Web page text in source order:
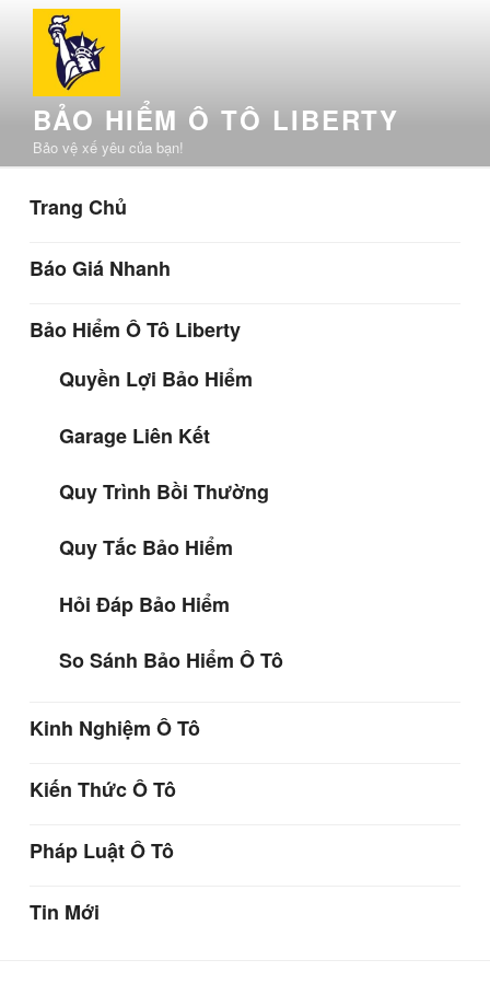
Chuyển
BẢO HIỂM Ô TÔ LIBERTY
Bảo vệ xế yêu của bạn!
Trang Chủ
Báo Giá Nhanh
Bảo Hiểm Ô Tô Liberty
Quyền Lợi Bảo Hiểm
Garage Liên Kết
Quy Trình Bồi Thường
Quy Tắc Bảo Hiểm
Hỏi Đáp Bảo Hiểm
So Sánh Bảo Hiểm Ô Tô
Kinh Nghiệm Ô Tô
Kiến Thức Ô Tô
Pháp Luật Ô Tô
Tin Mới